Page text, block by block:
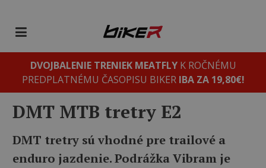
DVOJBALENIE TRENIEK MEATFLYK ROČNÉMU
PREDPLATNÉMU ČASOPISU BIKER IBA ZA 19,80€!
DMT MTB tretry E2
DMT tretry sú vhodné pre trailové a
enduro jazdenie. Podrážka Vibram je